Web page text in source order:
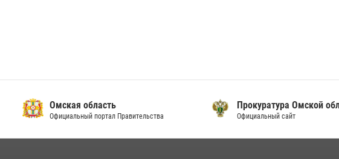
Омская область
Официальный портал Правительства
Прокуратура Омской
Официальный сайт